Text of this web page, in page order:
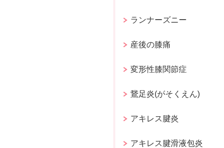
ランナーズニー
産後の膝痛
変形性膝関節症
鵞足炎(がそくえん)
アキレス腱炎
アキレス腱滑液包炎